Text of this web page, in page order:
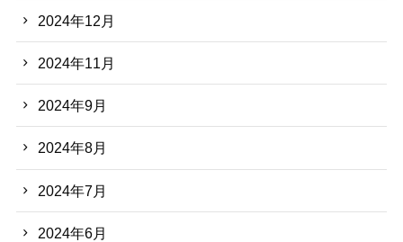
2024年12月
2024年11月
2024年9月
2024年8月
2024年7月
2024年6月